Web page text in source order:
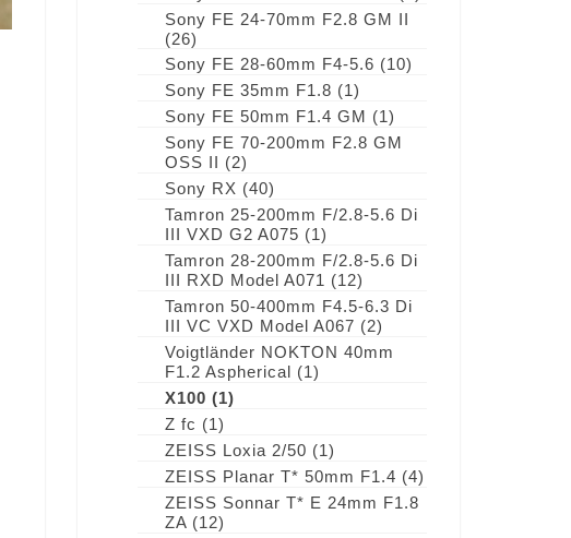
Sony FE 24-70mm F2.8 GM II
(26)
Sony FE 28-60mm F4-5.6 (10)
Sony FE 35mm F1.8 (1)
Sony FE 50mm F1.4 GM (1)
Sony FE 70-200mm F2.8 GM
OSS II (2)
Sony RX (40)
Tamron 25-200mm F/2.8-5.6 Di
III VXD G2 A075 (1)
Tamron 28-200mm F/2.8-5.6 Di
III RXD Model A071 (12)
Tamron 50-400mm F4.5-6.3 Di
III VC VXD Model A067 (2)
Voigtländer NOKTON 40mm
F1.2 Aspherical (1)
X100 (1)
Z fc (1)
ZEISS Loxia 2/50 (1)
ZEISS Planar T* 50mm F1.4 (4)
ZEISS Sonnar T* E 24mm F1.8
ZA(12)